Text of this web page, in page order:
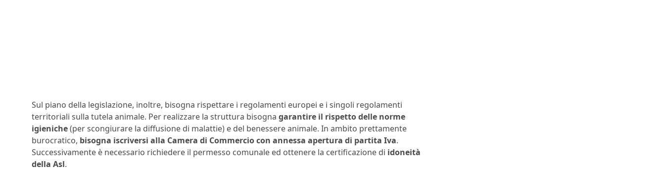
Sul piano della legislazione, inoltre, bisogna rispettare i regolamenti europei e i singoli regolamenti
territoriali sulla tutela animale. Per realizzare la struttura bisogna garantire il rispetto delle norme
igieniche(per scongiurare la diffusione di malattie) e del benessere animale. In ambito prettamente
burocratico, bisogna iscriversi alla Camera di Commercio con annessa apertura di partita Iva.
Successivamente è necessario richiedere il permesso comunale ed ottenere la certificazione di idoneità
della Asl.